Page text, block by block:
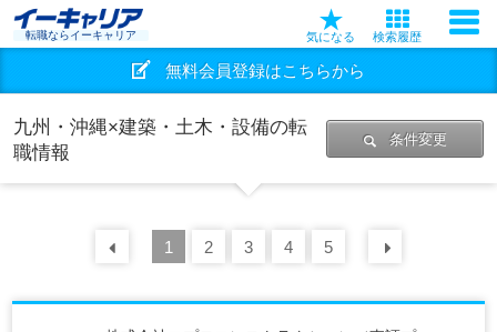
転職ならイーキャリア 気になる 検索履歴
無料会員登録はこちらから
九州・沖縄×建築・土木・設備の転
職情報
条件変更
前の 30
1 2 3 4 5